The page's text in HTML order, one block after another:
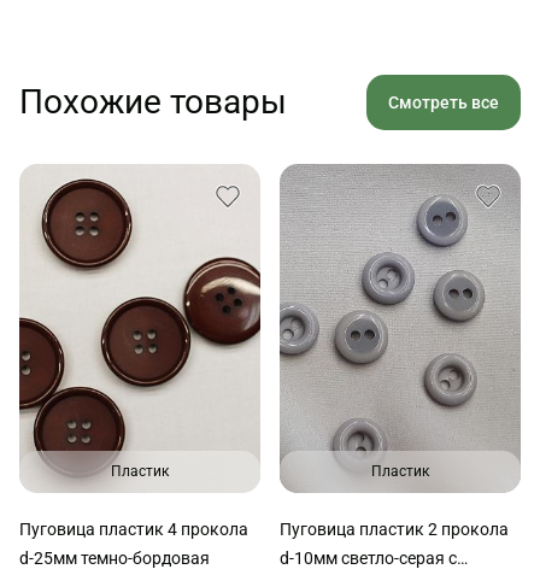
Похожие товары Смотреть все
Пластик
Пуговица пластик 4 прокола
d-25мм темно-бордовая
Пластик
Пуговица пластик 2 прокола
d-10мм светло-серая с